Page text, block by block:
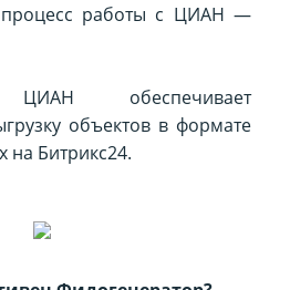
процесс работы с ЦИАН —
ЦИАН обеспечивает
объектов в формате
на Битрикс24.